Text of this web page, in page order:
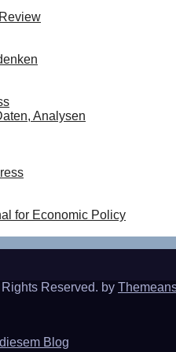
Analysen
for Economic Policy
Reserved. by
Blog